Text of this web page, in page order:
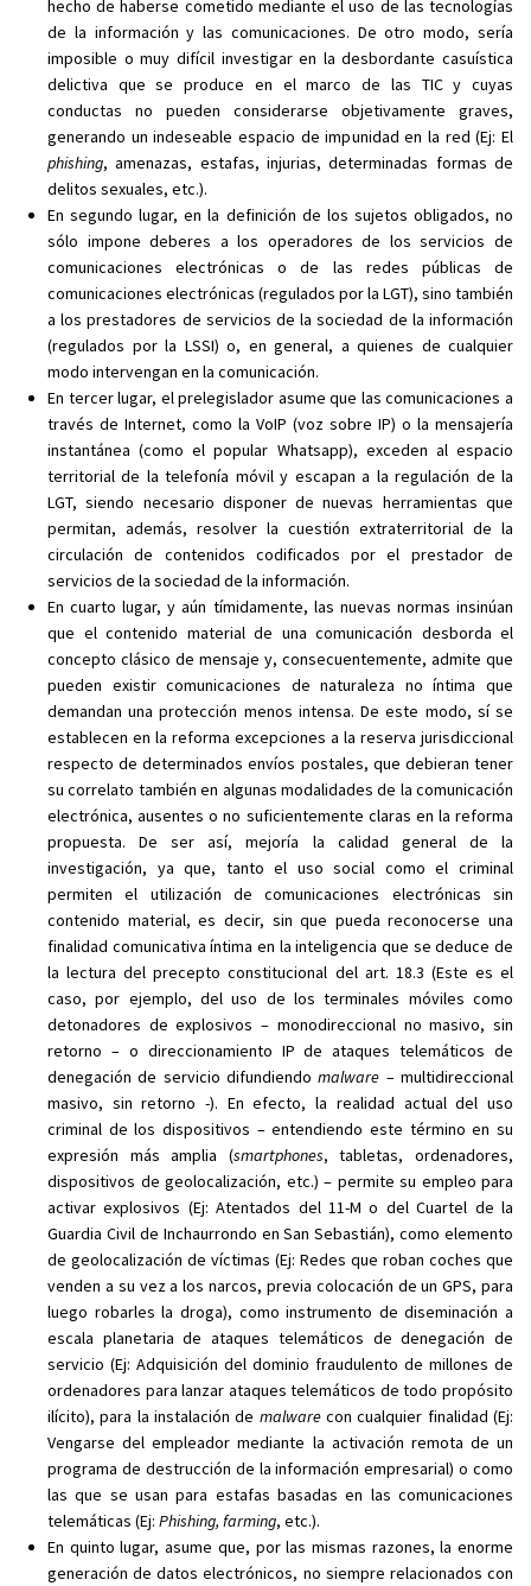
hecho de haberse cometido mediante el uso de las tecnologías
de la información y las comunicaciones. De otro modo, sería
imposible o muy difícil investigar en la desbordante casuística
delictiva que se produce en el marco de las TIC y cuyas
conductas no pueden considerarse objetivamente graves,
generando un indeseable espacio de impunidad en la red (Ej: El
phishing, amenazas, estafas, injurias, determinadas formas de
delitos sexuales, etc.).
En segundo lugar, en la definición de los sujetos obligados, no
sólo impone deberes a los operadores de los servicios de
comunicaciones electrónicas o de las redes públicas de
comunicaciones electrónicas (regulados por la LGT), sino también
a los prestadores de servicios de la sociedad de la información
(regulados por la LSSI) o, en general, a quienes de cualquier
modo intervengan en la comunicación.
En tercer lugar, el prelegislador asume que las comunicaciones a
través de Internet, como la VoIP (voz sobre IP) o la mensajería
instantánea (como el popular Whatsapp), exceden al espacio
territorial de la telefonía móvil y escapan a la regulación de la
LGT, siendo necesario disponer de nuevas herramientas que
permitan, además, resolver la cuestión extraterritorial de la
circulación de contenidos codificados por el prestador de
servicios de la sociedad de la información.
En cuarto lugar, y aún tímidamente, las nuevas normas insinúan
que el contenido material de una comunicación desborda el
concepto clásico de mensaje y, consecuentemente, admite que
pueden existir comunicaciones de naturaleza no íntima que
demandan una protección menos intensa. De este modo, sí se
establecen en la reforma excepciones a la reserva jurisdiccional
respecto de determinados envíos postales, que debieran tener
su correlato también en algunas modalidades de la comunicación
electrónica, ausentes o no suficientemente claras en la reforma
propuesta. De ser así, mejoría la calidad general de la
investigación, ya que, tanto el uso social como el criminal
permiten el utilización de comunicaciones electrónicas sin
contenido material, es decir, sin que pueda reconocerse una
finalidad comunicativa íntima en la inteligencia que se deduce de
la lectura del precepto constitucional del art. 18.3 (Este es el
caso, por ejemplo, del uso de los terminales móviles como
detonadores de explosivos – monodireccional no masivo, sin
retorno – o direccionamiento IP de ataques telemáticos de
denegación de servicio difundiendomalware – multidireccional
masivo, sin retorno -). En efecto, la realidad actual del uso
criminal de los dispositivos – entendiendo este término en su
expresión más amplia (smartphones, tabletas, ordenadores,
dispositivos de geolocalización, etc.) – permite su empleo para
activar explosivos (Ej: Atentados del 11-M o del Cuartel de la
Guardia Civil de Inchaurrondo en San Sebastián), como elemento
de geolocalización de víctimas (Ej: Redes que roban coches que
venden a su vez a los narcos, previa colocación de un GPS, para
luego robarles la droga), como instrumento de diseminación a
escala planetaria de ataques telemáticos de denegación de
servicio (Ej: Adquisición del dominio fraudulento de millones de
ordenadores para lanzar ataques telemáticos de todo propósito
ilícito), para la instalación de malwarecon cualquier finalidad (Ej:
Vengarse del empleador mediante la activación remota de un
programa de destrucción de la información empresarial) o como
las que se usan para estafas basadas en las comunicaciones
telemáticas (Ej: Phishing, farming, etc.).
En quinto lugar, asume que, por las mismas razones, la enorme
generación de datos electrónicos, no siempre relacionados con